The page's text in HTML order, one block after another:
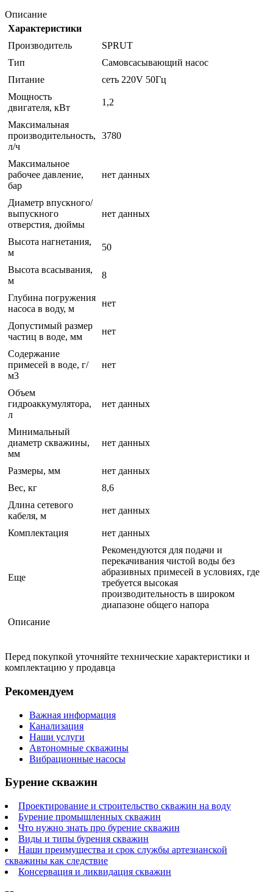
Описание
Характеристики
Производитель
SPRUT
Тип
Cамовсасывающий насос
Питание
сеть 220V 50Гц
Мощность
двигателя, кВт
1,2
Максимальная
производительность,
л/ч
3780
Максимальное
рабочее давление,
бар
нет данных
Диаметр впускного/
выпускного
отверстия, дюймы
нет данных
Высота нагнетания,
м
50
Высота всасывания,
м
8
Глубина погружения
насоса в воду, м
нет
Допустимый размер
частиц в воде, мм
нет
Содержание
примесей в воде, г/
м3
нет
Объем
гидроаккумулятора,
л
нет данных
Минимальный
диаметр скважины,
мм
нет данных
Размеры, мм
нет данных
Вес, кг
8,6
Длина сетевого
кабеля, м
нет данных
Комплектация нет данных
Еще
Рекомендуются для подачи и
перекачивания чистой воды без
абразивных примесей в условиях, где
требуется высокая
производительность в широком
диапазоне общего напора
Описание
Перед покупкой уточняйте технические характеристики и
комплектацию у продавца
Рекомендуем
Важная информация
Канализация
Наши услуги
Автономные скважины
Вибрационные насосы
Бурение скважин
Проектирование и строительство скважин на воду
Бурение промышленных скважин
Что нужно знать про бурение скважин
Виды и типы бурения скважин
Наши преимущества и срок службы артезианской
скважины как следствие
Консервация и ликвидация скважин